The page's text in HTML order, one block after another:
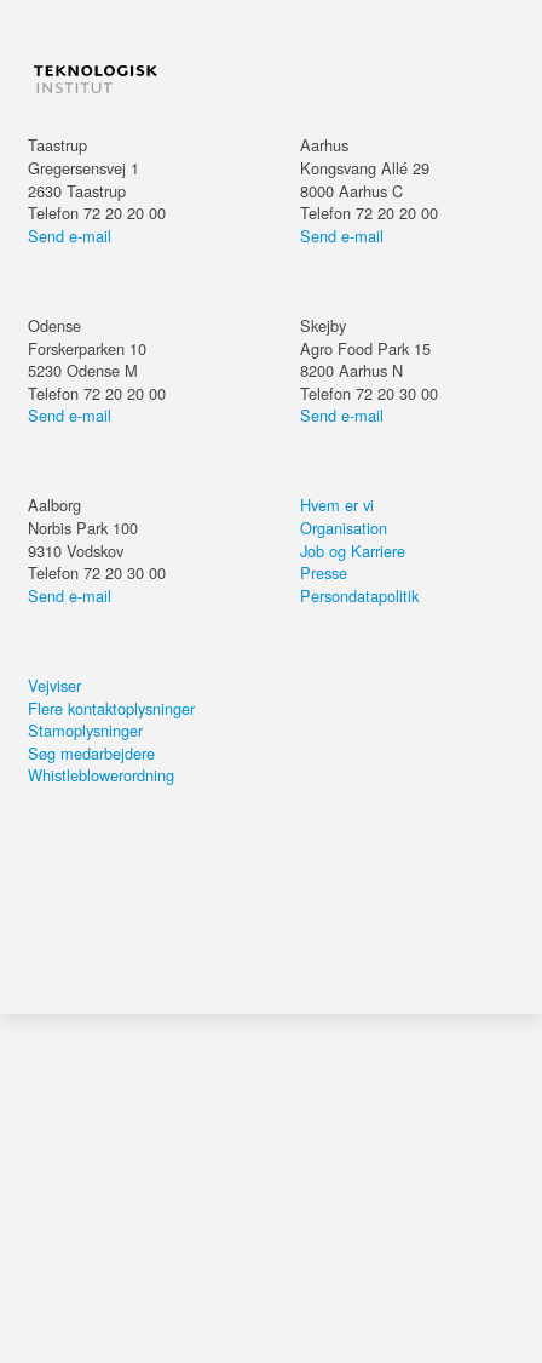
Taastrup
Gregersensvej 1
2630 Taastrup
Telefon 72 20 20 00
Send e-mail
Aarhus
Kongsvang Allé 29
8000 Aarhus C
Telefon 72 20 20 00
Send e-mail
Odense
Forskerparken 10
5230 Odense M
Telefon 72 20 20 00
Send e-mail
Skejby
Agro Food Park 15
8200 Aarhus N
Telefon 72 20 30 00
Send e-mail
Aalborg
Norbis Park 100
9310 Vodskov
Telefon 72 20 30 00
Send e-mail
Hvem er vi
Organisation
Job og Karriere
Presse
Persondatapolitik
Vejviser
Flere kontaktoplysninger
Stamoplysninger
Søg medarbejdere
Whistleblowerordning